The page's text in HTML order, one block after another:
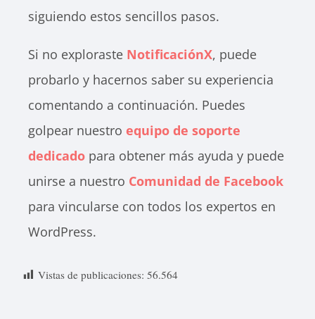
siguiendo estos sencillos pasos.
Si no exploraste NotificaciónX, puede
probarlo y hacernos saber su experiencia
comentando a continuación. Puedes
golpear nuestro equipo de soporte
dedicado para obtener más ayuda y puede
unirse a nuestro Comunidad de Facebook
para vincularse con todos los expertos en
WordPress.
Vistas de publicaciones: 56.564